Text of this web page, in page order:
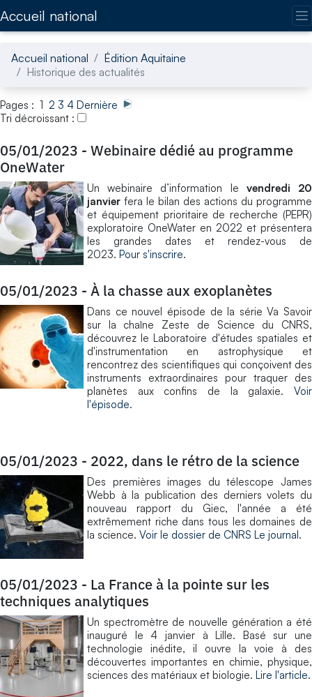
Accueil national
Accueil national
Édition Aquitaine
Historique des actualités
Pages : 1 2 3 4 Dernière
Tri décroissant :
05/01/2023 - Webinaire dédié au programme
OneWater
Un webinaire d’information le vendredi 20
janvier fera le bilan des actions du programme
et équipement prioritaire de recherche (PEPR)
exploratoire OneWater en 2022 et présentera
les grandes dates et rendez-vous de
2023. Pour s'inscrire.
05/01/2023 - À la chasse aux exoplanètes
Dans ce nouvel épisode de la série Va Savoir
sur la chaîne Zeste de Science du CNRS,
découvrez le Laboratoire d'études spatiales et
d'instrumentation en astrophysique et
rencontrez des scientifiques qui conçoivent des
instruments extraordinaires pour traquer des
planètes aux confins de la galaxie. Voir
l'épisode.
05/01/2023 - 2022, dans le rétro de la science
Des premières images du télescope James
Webb à la publication des derniers volets du
nouveau rapport du Giec, l'année a été
extrêmement riche dans tous les domaines de
la science. Voir le dossier de CNRS Le journal.
05/01/2023 - La France à la pointe sur les
techniques analytiques
Un spectromètre de nouvelle génération a été
inauguré le 4 janvier à Lille. Basé sur une
technologie inédite, il ouvre la voie à des
découvertes importantes en chimie, physique,
sciences des matériaux et biologie. Lire l'article.